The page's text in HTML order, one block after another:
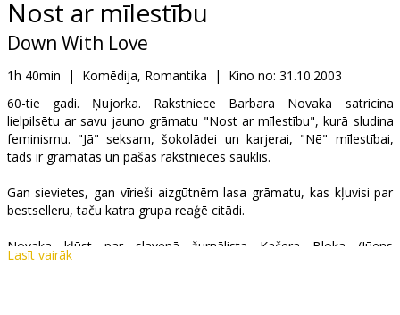
B2B
Kino
Klubs
Nost ar mīlestību
Down With Love
1h 40min | Komēdija, Romantika | Kino no: 31.10.2003
60-tie gadi. Ņujorka. Rakstniece Barbara Novaka satricina
lielpilsētu ar savu jauno grāmatu "Nost ar mīlestību", kurā sludina
feminismu. "Jā" seksam, šokolādei un karjerai, "Nē" mīlestībai,
tāds ir grāmatas un pašas rakstnieces sauklis.
Gan sievietes, gan vīrieši aizgūtnēm lasa grāmatu, kas kļuvisi par
bestselleru, taču katra grupa reaģē citādi.
Novaka kļūst par slavenā žurnālista Kačera Bloka (Jūens
Makgregors) mērķi. Taču žurnālists sarunā vairākas intervijas un
Lasīt vairāk